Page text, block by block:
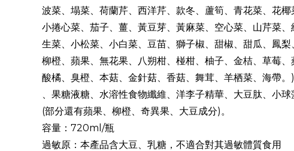
波菜、塌菜、荷蘭芹、西洋芹、款冬、蘆筍、青花菜、花椰
小捲心菜、茄子、薑、黃豆芽、黃麻菜、空心菜、山芹菜、
生菜、小松菜、小白菜、豆苗、獅子椒、甜椒、甜瓜、鳳梨
柳橙、蘋果、無花果、八朔柑、椪柑、柚子、金桔、草莓、
酸橘、臭橙、本菇、金針菇、香菇、舞茸、羊栖菜、海帶
、果糖液糖、水溶性食物纖維、洋李子精華、大豆肽、小球
(部分還有蘋果、柳橙、奇異果、大豆成分)。
容量：720ml/瓶
過敏原：本產品含大豆、乳糖，不適合對其過敏體質食用